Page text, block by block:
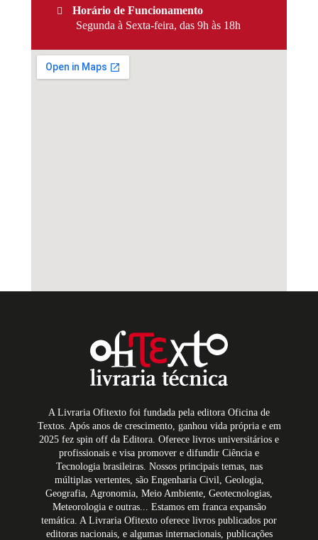
Horário de Funcionamento
Segunda à Sexta-feira, das 9h às 18h
A Livraria Ofitexto foi fundada pela editora Oficina de
Textos. Após anos de crescimento, ganhou vida própria e em
2025 fez spin off da Editora. Oferece livros universitários e
profissionais e visa promover e difundir Ciência e
Tecnologia brasileiras. Nossos principais temas, nas
múltiplas vertentes, são Engenharia Civil, Geologia,
Geografia, Agronomia, Meio Ambiente, Geotecnologias,
Meteorologia e outras... Estamos em franca expansão
temática. A Livraria Ofitexto oferece livros publicados por
editoras nacionais, e algumas internacionais, publicações